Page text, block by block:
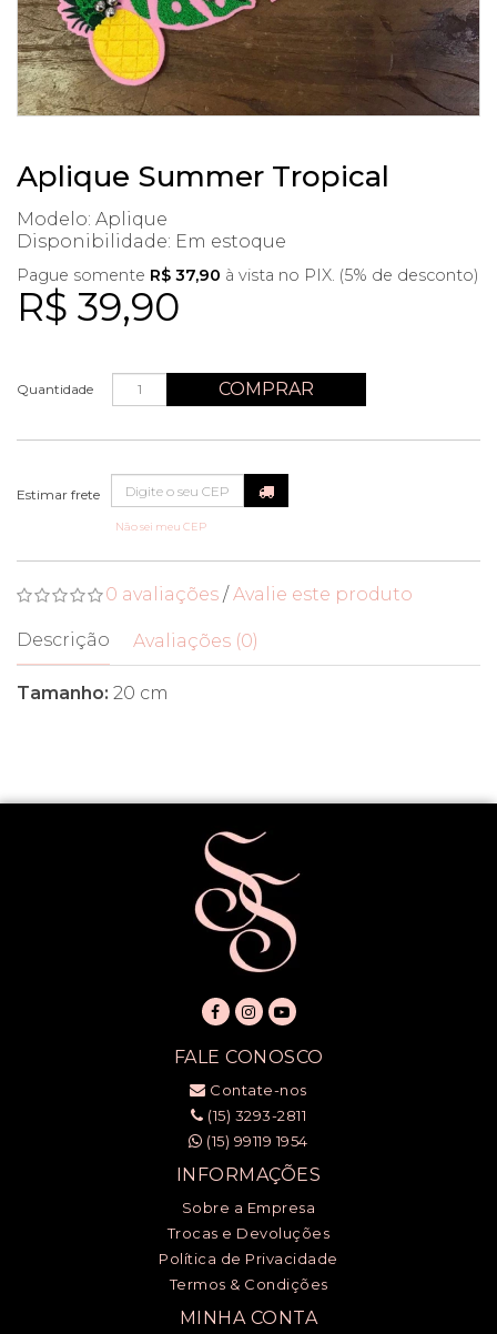
Aplique Summer Tropical
Modelo: Aplique
Disponibilidade: Em estoque
R$ 39,90
Pague somente R$ 37,90 à vista no PIX. (5% de desconto)
Quantidade COMPRAR
Não sei meu CEP
0 avaliações /Avalie este produto
Descrição Avaliações (0)
Tamanho: 20 cm
FALE CONOSCO
Contate-nos
(15) 3293-2811
(15) 99119 1954
INFORMAÇÕES
Sobre a Empresa
Trocas e Devoluções
Política de Privacidade
Termos & Condições
MINHA CONTA